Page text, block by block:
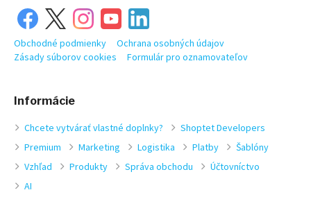
Informácie
Chcete vytvárať vlastné doplnky?
Shoptet Developers
Premium
Marketing Logistika Platby
Šablóny
Vzhľad
Produkty Správa obchodu
Účtovníctvo
AI
Obchodné podmienky
Ochrana osobných údajov
Zásady súborov cookies
Formulár pro oznamovateľov